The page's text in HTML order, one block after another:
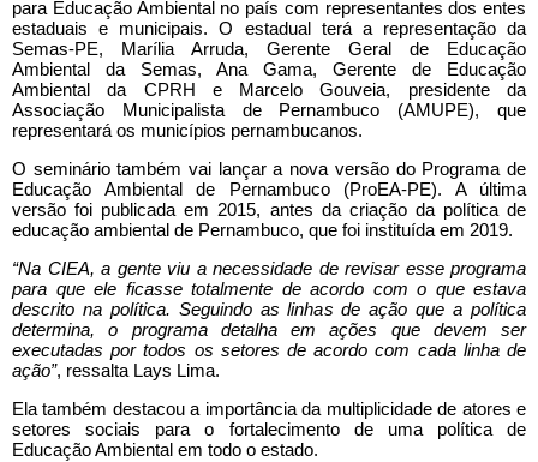
para Educação Ambiental no país com representantes dos entes
estaduais e municipais. O estadual terá a representação da
Semas-PE, Marília Arruda, Gerente Geral de Educação
Ambiental da Semas, Ana Gama, Gerente de Educação
Ambiental da CPRH e Marcelo Gouveia, presidente da
Associação Municipalista de Pernambuco (AMUPE), que
representará os municípios pernambucanos.
O seminário também vai lançar a nova versão do Programa de
Educação Ambiental de Pernambuco (ProEA-PE). A última
versão foi publicada em 2015, antes da criação da política de
educação ambiental de Pernambuco, que foi instituída em 2019.
“Na CIEA, a gente viu a necessidade de revisar esse programa
para que ele ficasse totalmente de acordo com o que estava
descrito na política. Seguindo as linhas de ação que a política
determina, o programa detalha em ações que devem ser
executadas por todos os setores de acordo com cada linha de
ação”, ressalta Lays Lima.
Ela também destacou a importância da multiplicidade de atores e
setores sociais para o fortalecimento de uma política de
Educação Ambiental em todo o estado.